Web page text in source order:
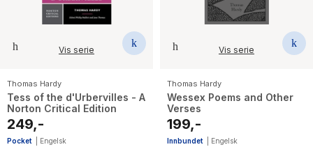
Vis serie
Thomas Hardy
Tess of the d'Urbervilles - A
Norton Critical Edition
249,-
Pocket Engelsk
Vis serie
Thomas Hardy
Wessex Poems and Other
Verses
199,-
Innbundet Engelsk